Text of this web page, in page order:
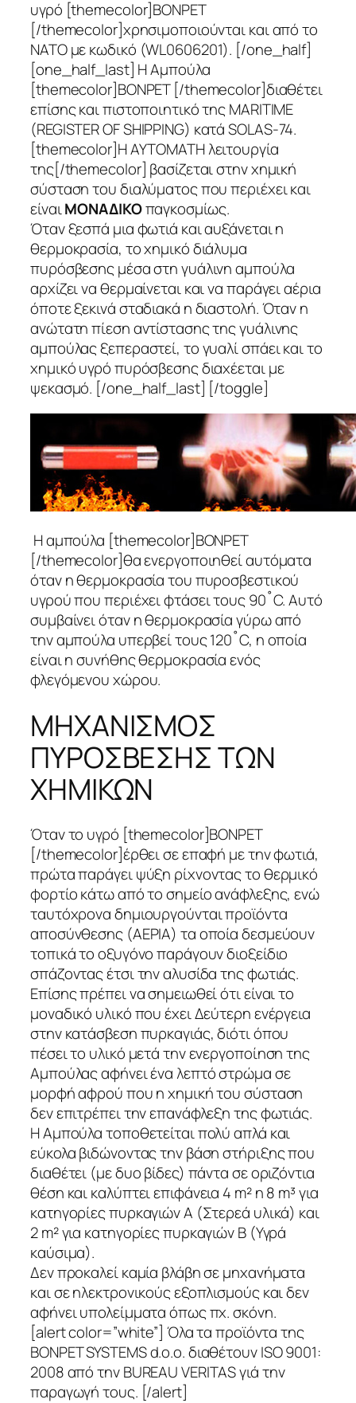
υγρό [themecolor]ΒΟΝΡΕΤ
[/themecolor]χρησιμοποιούνται και από το
ΝΑΤΟ με κωδικό (WL0606201). [/one_half]
[one_half_last] Η Αμπούλα
[themecolor]BONPET [/themecolor]διαθέτει
επίσης και πιστοποιητικό της MARITIME
(REGISTER OF SHIPPING) κατά SOLAS-74.
[themecolor]Η ΑΥΤΟΜΑΤΗ λειτουργία
της[/themecolor] βασίζεται στην χημική
σύσταση του διαλύματος που περιέχει και
είναιΜΟΝΑΔΙΚΟπαγκοσμίως.
Όταν ξεσπά μια φωτιά και αυξάνεται η
θερμοκρασία, το χημικό διάλυμα
πυρόσβεσης μέσα στη γυάλινη αμπούλα
αρχίζει να θερμαίνεται και να παράγει αέρια
όποτε ξεκινά σταδιακά η διαστολή. Όταν η
ανώτατη πίεση αντίστασης της γυάλινης
αμπούλας ξεπεραστεί, το γυαλί σπάει και το
χημικό υγρό πυρόσβεσης διαχέεται με
ψεκασμό. [/one_half_last] [/toggle]
Η αμπούλα [themecolor]BONPET
[/themecolor]θα ενεργοποιηθεί αυτόματα
όταν η θερμοκρασία του πυροσβεστικού
υγρού που περιέχει φτάσει τους 90˚C. Αυτό
συμβαίνει όταν η θερμοκρασία γύρω από
την αμπούλα υπερβεί τους 120˚C, η οποία
είναι η συνήθης θερμοκρασία ενός
φλεγόμενου χώρου.
ΜΗΧΑΝΙΣΜΟΣ
ΠΥΡΟΣΒΕΣΗΣ ΤΩΝ
ΧΗΜΙΚΩΝ
Όταν το υγρό [themecolor]ΒΟΝΡΕΤ
[/themecolor]έρθει σε επαφή με την φωτιά,
πρώτα παράγει ψύξη ρίχνοντας το θερμικό
φορτίο κάτω από το σημείο ανάφλεξης, ενώ
ταυτόχρονα δημιουργούνται προϊόντα
αποσύνθεσης (ΑΕΡΙΑ) τα οποία δεσμεύουν
τοπικά το οξυγόνο παράγουν διοξείδιο
σπάζοντας έτσι την αλυσίδα της φωτιάς.
Επίσης πρέπει να σημειωθεί ότι είναι το
μοναδικό υλικό που έχει Δεύτερη ενέργεια
στην κατάσβεση πυρκαγιάς, διότι όπου
πέσει το υλικό μετά την ενεργοποίηση της
Αμπούλας αφήνει ένα λεπτό στρώμα σε
μορφή αφρού που η χημική του σύσταση
δεν επιτρέπει την επανάφλεξη της φωτιάς.
H Αμπούλα τοποθετείται πολύ απλά και
εύκολα βιδώνοντας την βάση στήριξης που
διαθέτει (με δυο βίδες) πάντα σε οριζόντια
θέση και καλύπτει επιφάνεια 4 m² η 8 m³ για
κατηγορίες πυρκαγιών Α (Στερεά υλικά) και
2 m² για κατηγορίες πυρκαγιών Β (Υγρά
καύσιμα).
Δεν προκαλεί καμία βλάβη σε μηχανήματα
και σε ηλεκτρονικούς εξοπλισμούς και δεν
αφήνει υπολείμματα όπως πχ. σκόνη.
[alert color=”white”] Όλα τα προϊόντα της
BONPET SYSTEMS d.o.o. διαθέτουν ISO 9001:
2008 από την BUREAU VERITAS γιά την
παραγωγή τους. [/alert]